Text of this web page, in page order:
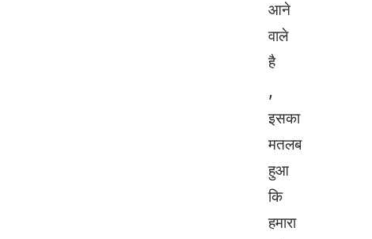
आने
वाले
है
,
इसका
मतलब
हुआ
कि
हमारा